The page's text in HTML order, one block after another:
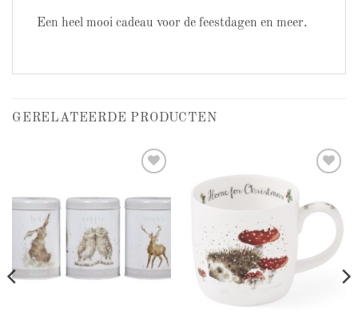
Een heel mooi cadeau voor de feestdagen en meer.
GERELATEERDE PRODUCTEN
wishlist